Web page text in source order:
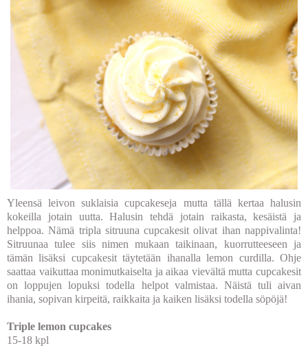
Yleensä leivon suklaisia cupcakeseja mutta tällä kertaa halusin
kokeilla jotain uutta. Halusin tehdä jotain raikasta, kesäistä ja
helppoa. Nämä tripla sitruuna cupcakesit olivat ihan nappivalinta!
Sitruunaa tulee siis nimen mukaan taikinaan, kuorrutteeseen ja
tämän lisäksi cupcakesit täytetään ihanalla lemon curdilla. Ohje
saattaa vaikuttaa monimutkaiselta ja aikaa vievältä mutta cupcakesit
on loppujen lopuksi todella helpot valmistaa. Näistä tuli aivan
ihania, sopivan kirpeitä, raikkaita ja kaiken lisäksi todella söpöjä!
Triple lemon cupcakes
15-18 kpl